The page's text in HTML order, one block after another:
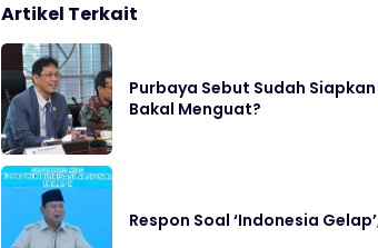
Artikel Terkait
Purbaya Sebut Sudah
Bakal Menguat?
Respon Soal ‘Indonesia